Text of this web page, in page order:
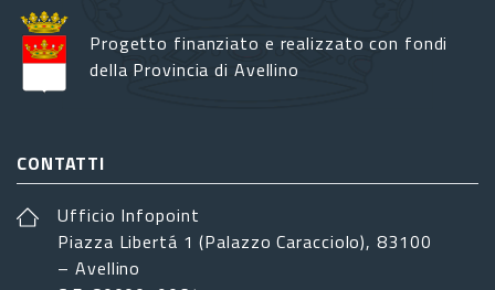
Progetto finanziato e realizzato con fondi
della Provincia di Avellino
CONTATTI
Ufficio Infopoint
Piazza Libertá 1 (Palazzo Caracciolo), 83100
– Avellino